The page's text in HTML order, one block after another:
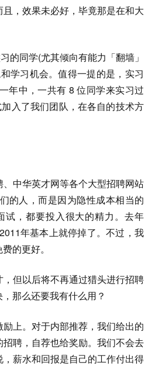
，效果未必好，毕竟那是在和大
的同学(尤其倾向有能力「翻墙」
学习机会。值得一提的是，实习
年中，一共有 8 位同学来实习过
入了我们团队，在各自的技术方
中华英才网等各个大型招聘网站
的人，而是因为隐性成本相当的
，都要投入很大的精力。去年
年基本上就停掉了。不过，我
的更好。
但以后将不再通过猎头进行招聘
那么还要我有什么用？
上。对于内部推荐，我们给出的
聘，自荐也给奖励。我们不会去
薪水和回报是自己的工作付出得